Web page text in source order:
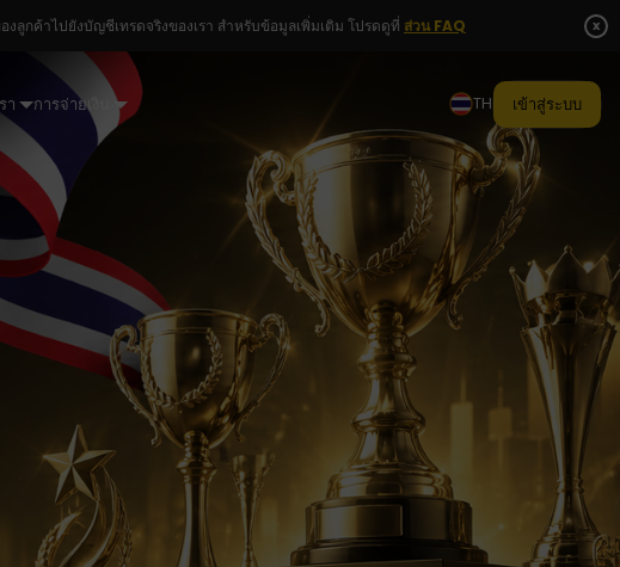
ลูกค้าไปยังบัญชีเทรดจริงของเรา สำหรับข้อมูลเพิ่มเติม โปรดดูที่ ส่วน FAQ x
า การจ่ายเงิน TH เข้าสู่ระบบ